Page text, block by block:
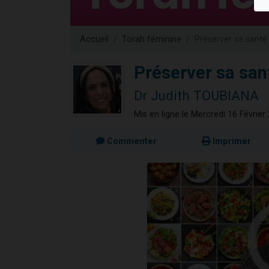
13
30
12
29
Accueil Torah féminine
Préserver sa
Dr Judith TOUBIANA
Mis en ligne le Mercredi 16 Février
Commenter Imprimer